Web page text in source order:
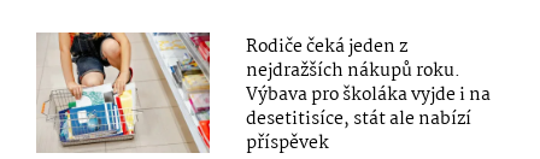
Rodiče čeká jeden z
nejdražších nákupů roku.
Výbava pro školáka vyjde i na
desetitisíce, stát ale nabízí
příspěvek